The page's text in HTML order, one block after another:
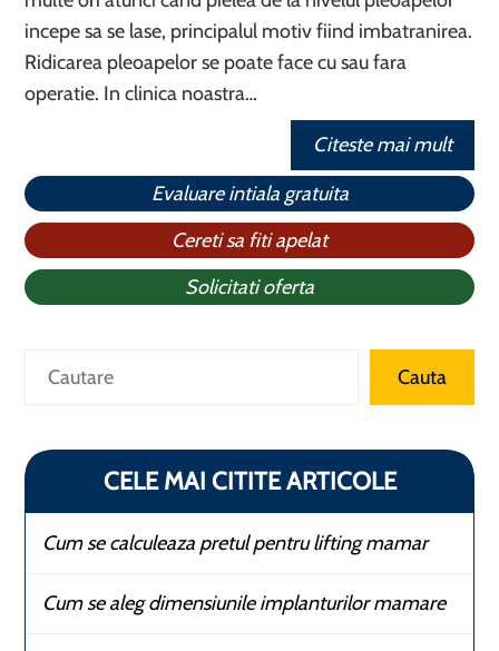
incepe sa se lase, principalul motiv fiind imbatranirea.
Ridicarea pleoapelor se poate face cu sau fara
operatie. In clinica noastra…
Citeste mai mult
Evaluare intiala gratuita
Cereti sa fiti apelat
Solicitati oferta
Caută Cauta
CELE MAI CITITE ARTICOLE
Cum se calculeaza pretul pentru lifting mamar
Cum se aleg dimensiunile implanturilor mamare